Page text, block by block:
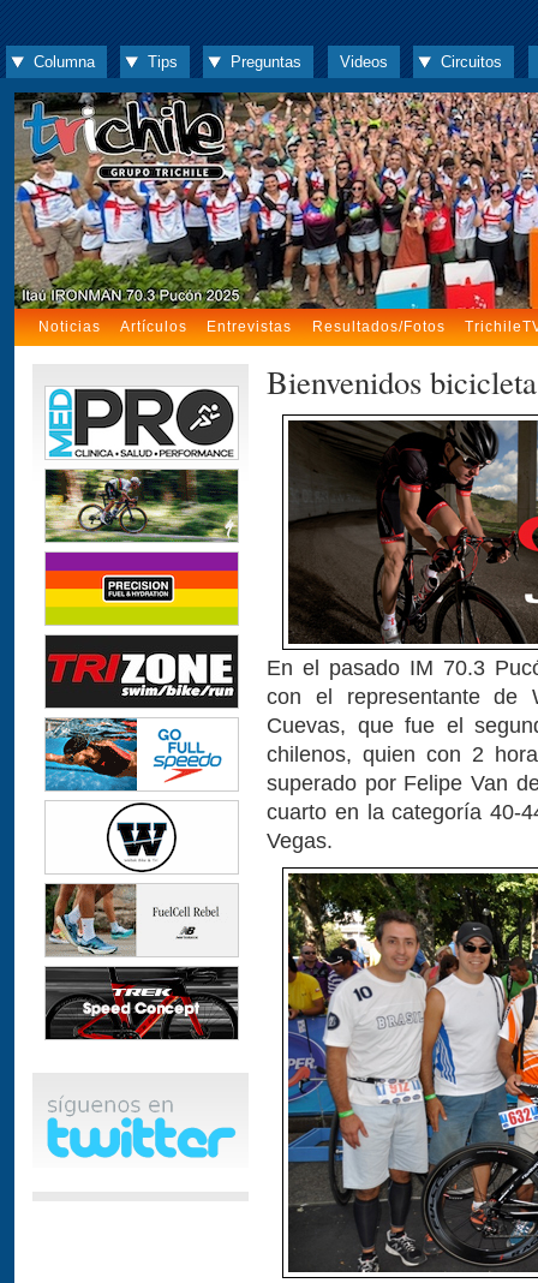
Columna Tips Preguntas Videos Circuitos
Noticias Artículos Entrevistas Resultados/Fotos
Bienvenidos
En el pasado IM 70.3
con el representante de
Cuevas, que fue el
chilenos, quien con 2
superado por Felipe Van
cuarto en la categoría 40-
Vegas.